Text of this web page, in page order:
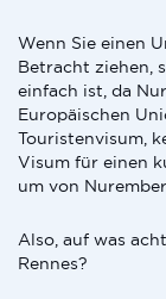
Wenn Sie einen
Betracht ziehen,
einfach ist, da
Europäischen
Touristenvisum,
Visum für einen
um von
Also, auf was
Rennes?